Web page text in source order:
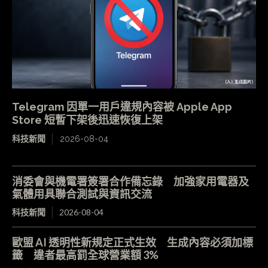
Telegram 因單一用戶違規內容被 Apple App
Store 短暫下架後迅速恢復上架
科技新聞 2026-08-04
消委會與機電署簽署合作備忘錄 加強家用電器及
氣體用具聯合測試與資訊交流
科技新聞 2026-08-04
歐盟 AI 透明性新規定正式生效 生成內容必須加標
籤 違者最高罰全球營業額 3%